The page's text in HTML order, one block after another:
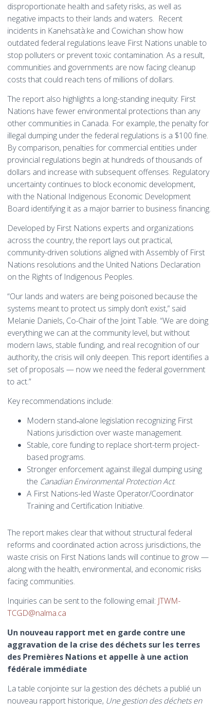
disproportionate health and safety risks, as well as
negative impacts to their lands and waters. Recent
incidents in Kanehsatà:ke and Cowichan show how
outdated federal regulations leave First Nations unable to
stop polluters or prevent toxic contamination. As a result,
communities and governments are now facing cleanup
costs that could reach tens of millions of dollars.
The report also highlights a long-standing inequity: First
Nations have fewer environmental protections than any
other communities in Canada. For example, the penalty for
illegal dumping under the federal regulations is a $100 fine.
By comparison, penalties for commercial entities under
provincial regulations begin at hundreds of thousands of
dollars and increase with subsequent offenses. Regulatory
uncertainty continues to block economic development,
with the National Indigenous Economic Development
Board identifying it as a major barrier to business financing.
Developed by First Nations experts and organizations
across the country, the report lays out practical,
community-driven solutions aligned with Assembly of First
Nations resolutions and the United Nations Declaration
on the Rights of Indigenous Peoples.
“Our lands and waters are being poisoned because the
systems meant to protect us simply don’t exist,” said
Melanie Daniels, Co-Chair of the Joint Table. “We are doing
everything we can at the community level, but without
modern laws, stable funding, and real recognition of our
authority, the crisis will only deepen. This report identifies a
set of proposals — now we need the federal government
to act.”
Key recommendations include:
Modern stand‑alone legislation recognizing First
Nations jurisdiction over waste management.
Stable, core funding to replace short-term project-
based programs.
Stronger enforcement against illegal dumping using
the Canadian Environmental Protection Act.
A First Nations-led Waste Operator/Coordinator
Training and Certification Initiative.
The report makes clear that without structural federal
reforms and coordinated action across jurisdictions, the
waste crisis on First Nations lands will continue to grow —
along with the health, environmental, and economic risks
facing communities.
Inquiries can be sent to the following email: JTWM-
TCGD@nalma.ca
Un nouveau rapport met en garde contre une
aggravation de la crise des déchets sur les terres
des Premières Nations et appelle à une action
fédérale immédiate
La table conjointe sur la gestion des déchets a publié un
nouveau rapport historique, Une gestion des déchets en